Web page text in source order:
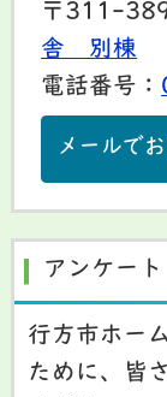
〒311-
舎 別棟
電話番号：
メールで
アンケート
行方市ホー
ために、皆